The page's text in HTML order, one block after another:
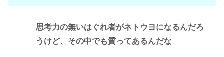
思考力の無いはぐれ者がネトウヨになるんだろ
うけど、その中でも質ってあるんだな